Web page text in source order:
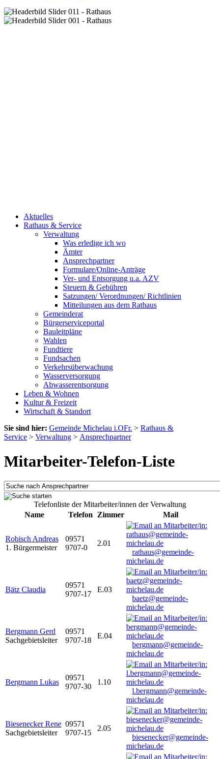
Aktuelles
Rathaus & Service
Verwaltung
Was erledige ich wo
Ämter
Ansprechpartner
Formulare/Online-Anträge
Ver- und Entsorgung u.a. AZV
Steuern & Gebühren
Satzungen/ Verordnungen/ Richtlinien
Mitteilungen aus dem Rathaus
Gemeinderat
Bürgerserviceportal
Bauleitpläne
Wahlen
Fundtiere
Fundsachen
Verkehrsüberwachung
Wasserversorgung
Abwasserentsorgung
Leben & Wohnen
Kultur & Freizeit
Wirtschaft & Standort
Sie sind hier: Gemeinde Michelau i.OFr. > Rathaus &
Service > Verwaltung > Ansprechpartner
Mitarbeiter-Telefon-Liste
Telefonliste der Mitarbeiter/innen der Verwaltung
Name
Telefon Zimmer Mail
Robisch Andreas
1. Bürgermeister
09571
9707-0
2.01
rathaus@gemeinde-
michelau.de
Bätz Claudia
09571
9707-17
E.03
baetz@gemeinde-
michelau.de
Bergmann Gerd
Sachgebietsleiter
09571
9707-18
E.04
bergmann@gemeinde-
michelau.de
Bergmann Lukas
09571
9707-30
1.10
l.bergmann@gemeinde-
michelau.de
Biesenecker Rene
Sachgebietsleiter
09571
9707-15
2.05
biesenecker@gemeinde-
michelau.de